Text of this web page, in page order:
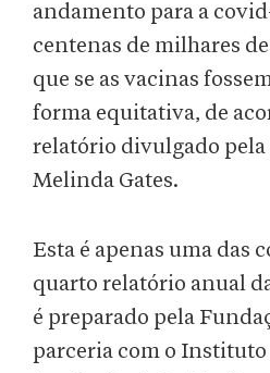
andamento para a
centenas de milhares
que se as vacinas
forma equitativa, de
relatório divulgado
Melinda Gates.
Esta é apenas uma das
quarto relatório anual
é preparado pela
parceria com o Instituto